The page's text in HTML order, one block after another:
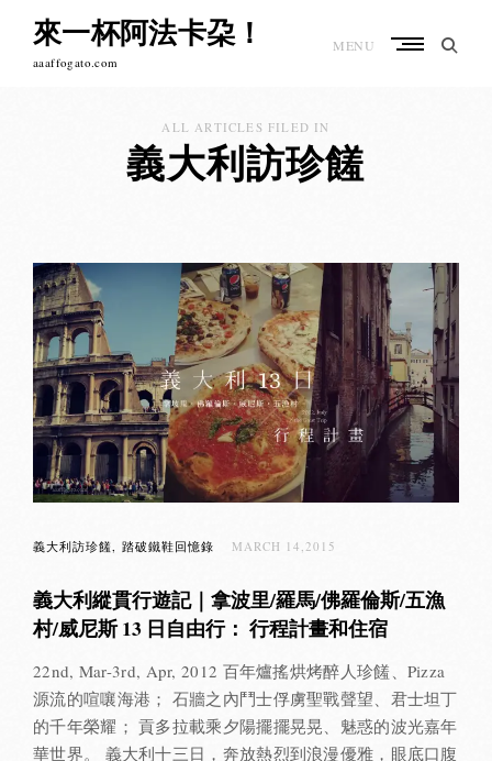
content來一杯阿法卡朶！
aaaffogato.com
MENU
ALL ARTICLES FILED IN
義大利訪珍饈
義大利訪珍饈 踏破鐵鞋回憶錄 MARCH 14,2015
義大利縱貫行遊記｜拿波里/羅馬/佛羅倫斯/五漁
村/威尼斯 13 日自由行： 行程計畫和住宿
22nd, Mar-3rd, Apr, 2012 百年爐搖烘烤醉人珍饈、Pizza
源流的喧嚷海港； 石牆之內鬥士俘虜聖戰聲望、君士坦丁
的千年榮耀； 貢多拉載乘夕陽擺擺晃晃、魅惑的波光嘉年
華世界。 義大利十三日，奔放熱烈到浪漫優雅，眼底口腹